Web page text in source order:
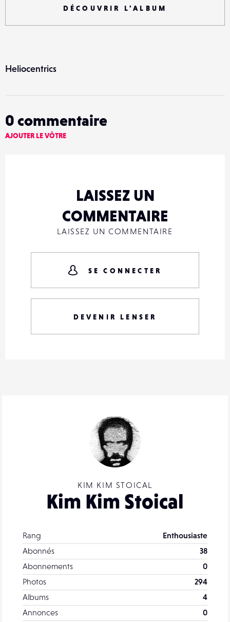
DÉCOUVRIR L'ALBUM
KIM KIM STOICAL
Kim Kim Stoical
Rang
Enthousiaste
Abonnés
38
Abonnements
0
Photos
294
Albums
4
Annonces
0
Heliocentrics
0 commentaire
AJOUTER LE VÔTRE
LAISSEZ UN
COMMENTAIRE
LAISSEZ UN COMMENTAIRE
SE CONNECTER
DEVENIR LENSER